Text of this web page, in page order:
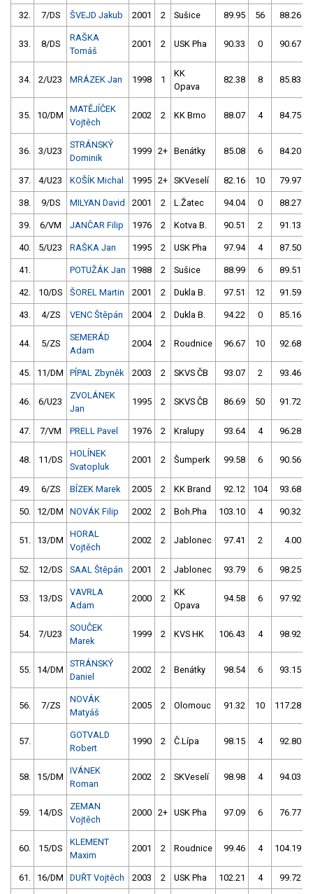
32. 7/DS ŠVEJD Jakub 2001 2 Sušice 89.95 56 88.26
33. 8/DS
RAŠKA
Tomáš
2001 2 USK Pha 90.33 0 90.67
34. 2/U23 MRÁZEK Jan 1998 1
KK
Opava
82.38 8 85.83
35. 10/DM
MATĚJÍČEK
Vojtěch
2002 2 KK Brno 88.07 4 84.75
36. 3/U23
STRÁNSKÝ
Dominik
1999 2+ Benátky 85.08 6 84.20
37. 4/U23 KOŠÍK Michal 1995 2+ SKVeselí 82.16 10 79.97
38. 9/DS MILYAN David 2001 2 L.Žatec 94.04 0 88.27
39. 6/VM JANČAR Filip 1976 2 Kotva B. 90.51 2 91.13
40. 5/U23 RAŠKA Jan 1995 2 USK Pha 97.94 4 87.50
41. POTUŽÁK Jan 1988 2 Sušice 88.99 6 89.51
42. 10/DS ŠOREL Martin 2001 2 Dukla B. 97.51 12 91.59
43. 4/ZS VENC Štěpán 2004 2 Dukla B. 94.22 0 85.16
44. 5/ZS
SEMERÁD
Adam
2004 2 Roudnice 96.67 10 92.68
45. 11/DM PÍPAL Zbyněk 2003 2 SKVS ČB 93.07 2 93.46
46. 6/U23
ZVOLÁNEK
Jan
1995 2 SKVS ČB 86.69 50 91.72
47. 7/VM PRELL Pavel 1976 2 Kralupy 93.64 4 96.28
48. 11/DS
HOLÍNEK
Svatopluk
2001 2 Šumperk 99.58 6 90.56
49. 6/ZS BÍZEK Marek 2005 2 KK Brand 92.12 104 93.68
50. 12/DM NOVÁK Filip 2002 2 Boh.Pha 103.10 4 90.32
51. 13/DM
HORAL
Vojtěch
2002 2 Jablonec 97.41 2 4.00
52. 12/DS SAAL Štěpán 2001 2 Jablonec 93.79 6 98.25
53. 13/DS
VAVRLA
Adam
2000 2
KK
Opava
94.58 6 97.92
54. 7/U23
SOUČEK
Marek
1999 2 KVS HK 106.43 4 98.92
55. 14/DM
STRÁNSKÝ
Daniel
2002 2 Benátky 98.54 6 93.15
56. 7/ZS
NOVÁK
Matyáš
2005 2 Olomouc 91.32 10 117.28
57.
GOTVALD
Robert
1990 2 Č.Lípa 98.15 4 92.80
58. 15/DM
IVÁNEK
Roman
2002 2 SKVeselí 98.98 4 94.03
59. 14/DS
ZEMAN
Vojtěch
2000 2+ USK Pha 97.09 6 76.77
60. 15/DS
KLEMENT
Maxim
2001 2 Roudnice 99.46 4 104.19
61. 16/DM DUŘT Vojtěch 2003 2 USK Pha 102.21 4 99.72